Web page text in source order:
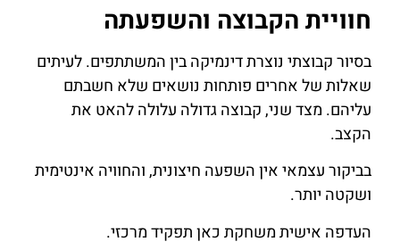
חוויית הקבוצה והשפעתה
בסיור קבוצתי נוצרת דינמיקה בין המשתתפים. לעיתים
שאלות של אחרים פותחות נושאים שלא חשבתם
עליהם. מצד שני, קבוצה גדולה עלולה להאט את
הקצב.
בביקור עצמאי אין השפעה חיצונית, והחוויה אינטימית
ושקטה יותר.
העדפה אישית משחקת כאן תפקיד מרכזי.